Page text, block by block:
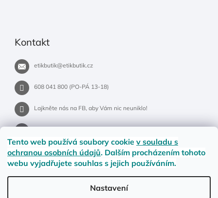
Tento web používá soubory cookie v souladu s
ochranou osobních údajů. Dalším procházením tohoto
webu vyjadřujete souhlas s jejich používáním.
Nastavení
Kontakt
etikbutik@etikbutik.cz
608 041 800 (PO-PÁ 13-18)
Lajkněte nás na FB, aby Vám nic neuniklo!
Jak na vrácení nebo reklamaci?